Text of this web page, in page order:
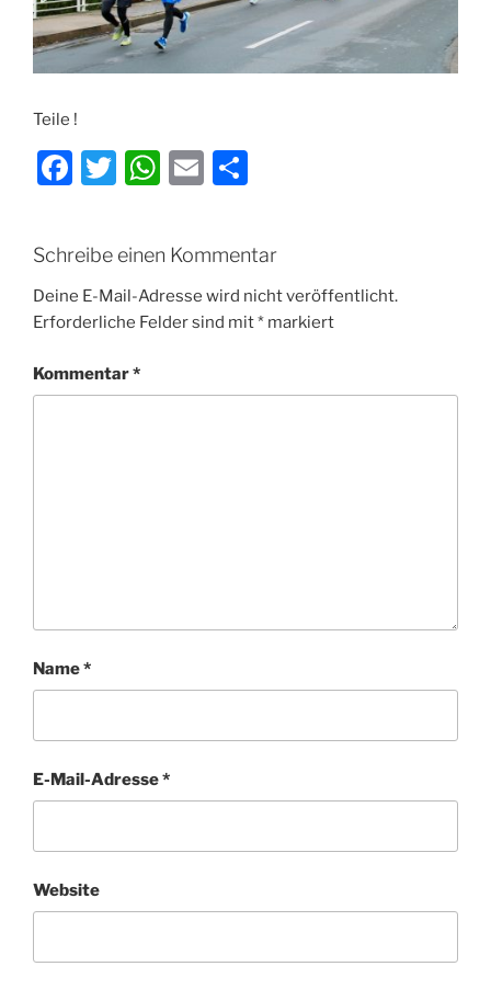
Teile !
F
c
e
b
o
o
T
itt
er
W
at
s
A
p
E
l
le
n
Schreibe einen Kommentar
Deine E-Mail-Adresse wird nicht veröffentlicht.
Erforderliche Felder sind mit* markiert
Kommentar*
Name*
E-Mail-Adresse*
Website